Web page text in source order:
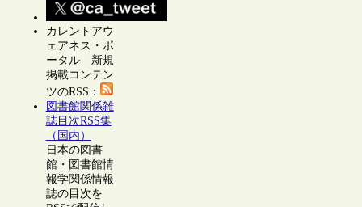
カレントアウ
ェアネス・ポ
ータル 新規
掲載コンテン
ツのRSS：
図書館関係雑
誌目次RSS集
（国内）
日本の図書
館・図書館情
報学関係情報
誌の目次を